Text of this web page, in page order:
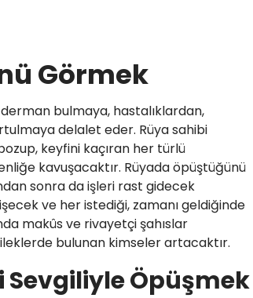
Görmek
bulmaya, hastalıklardan,
delalet eder. Rüya sahibi
keyfini kaçıran her türlü
kavuşacaktır. Rüyada öpüştüğünü
sonra da işleri rast gidecek
ve her istediği, zamanı geldiğinde
makûs ve rivayetçi şahıslar
bulunan kimseler artacaktır.
Sevgiliyle Öpüşmek